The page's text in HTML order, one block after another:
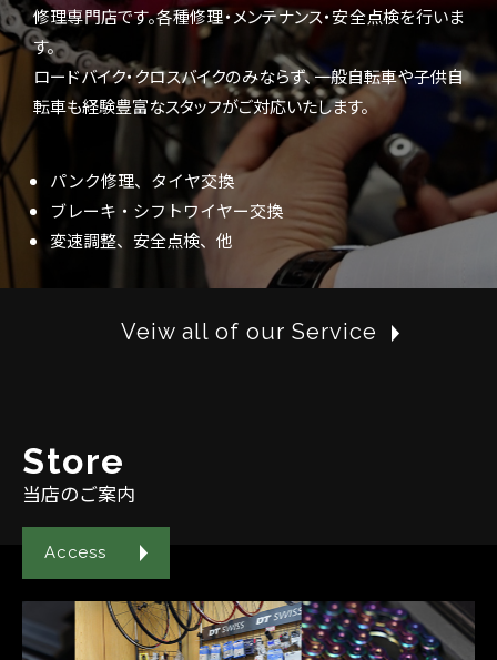
修理専門店です。各種修理・メンテナンス・安全点検を行いま
す。
ロードバイク・クロスバイクのみならず、一般自転車や子供自
転車も経験豊富なスタッフがご対応いたします。
パンク修理、タイヤ交換
ブレーキ・シフトワイヤー交換
変速調整、安全点検、他
Veiw all of our Service
Store
当店のご案内
Access